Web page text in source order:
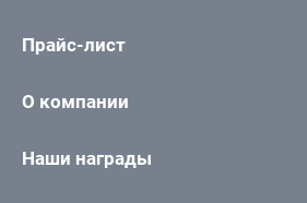
Прайс-лист
О компании
Наши награды